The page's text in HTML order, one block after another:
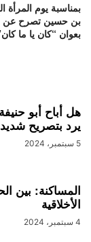
بمناسبة يوم المرأة
بن حسين تصرح عن
بعوان “كان يا ما
هل أباح أبو
يرد بتصريح
5 سبتمبر، 2024
المساكنة: بين
الأخلاقية
4 سبتمبر، 2024